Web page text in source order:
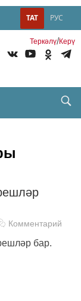
РУС
ТАТ
Теркəлү/Керү
Комментарий
бар.